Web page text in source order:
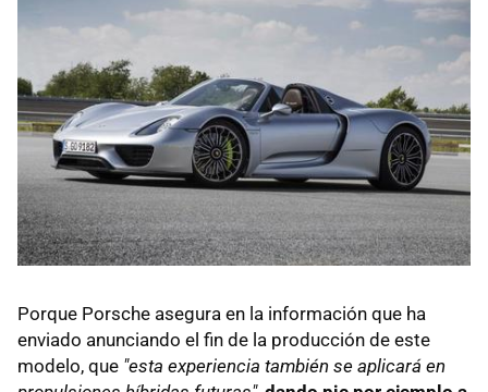
Porque Porsche asegura en la información que ha
enviado anunciando el fin de la producción de este
modelo, que "esta experiencia también se aplicará en